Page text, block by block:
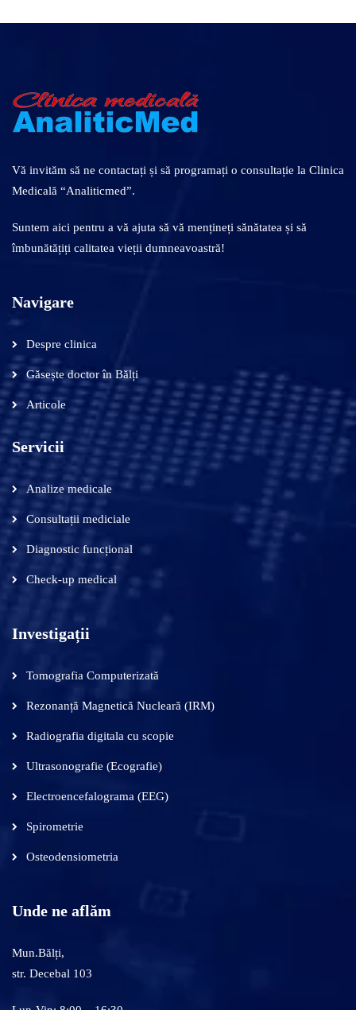
Vă invităm să ne contactați și să programați o consultație la Clinica
Medicală “Analiticmed”.
Suntem aici pentru a vă ajuta să vă mențineți sănătatea și să
îmbunătățiți calitatea vieții dumneavoastră!
Navigare
Despre clinica
Găsește doctor în Bălți
Articole
Servicii
Analize medicale
Consultații mediciale
Diagnostic funcțional
Check-up medical
Investigații
Tomografia Computerizată
Rezonanță Magnetică Nucleară (IRM)
Radiografia digitala cu scopie
Ultrasonografie (Ecografie)
Electroencefalograma (EEG)
Spirometrie
Osteodensiometria
Unde ne aflăm
Mun.Bălți,
str. Decebal 103